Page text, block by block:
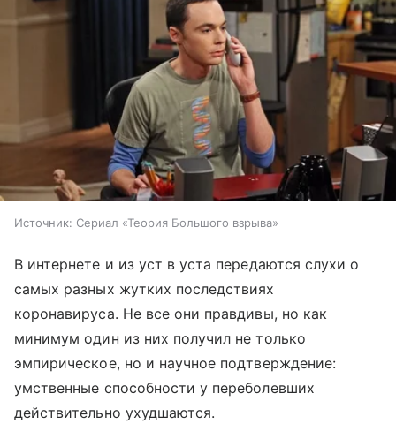
Источник: Сериал «‎Теория Большого взрыва»‎
В интернете и из уст в уста передаются слухи о
самых разных жутких последствиях
коронавируса. Не все они правдивы, но как
минимум один из них получил не только
эмпирическое, но и научное подтверждение:
умственные способности у переболевших
действительно ухудшаются.